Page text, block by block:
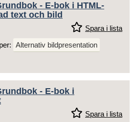
- E-bok i HTML-
text och bild
Spara i lista
Alternativ bildpresentation
- E-bok i
Spara i lista